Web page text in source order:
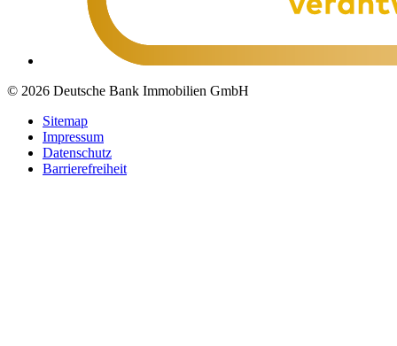
© 2026 Deutsche Bank Immobilien GmbH
Sitemap
Impressum
Datenschutz
Barrierefreiheit